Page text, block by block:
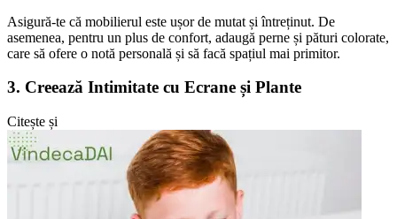
Asigură-te că mobilierul este ușor de mutat și întreținut. De
asemenea, pentru un plus de confort, adaugă perne și pături colorate,
care să ofere o notă personală și să facă spațiul mai primitor.
3. Creează Intimitate cu Ecrane și Plante
Citește și